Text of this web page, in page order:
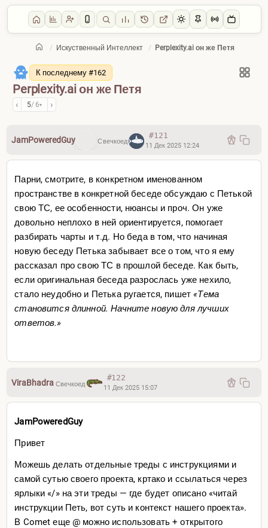
/ Искуственный Интеллект / Perplexity.ai он же Петя
Главная / Искуственный Интеллект
Perplexity.ai он же Петя
‹ 5/ 6▾ ›
К последнему #162
JamPoweredGuy Свечкоед
#121
11 Дек 2025 12:24
Парни, смотрите, в конкретном именованном
пространстве в конкретной беседе обсуждаю с Петькой
свою ТС, ее особенности, нюансы и проч. Он уже
довольно неплохо в ней ориентируется, помогает
разбирать чарты и т.д. Но беда в том, что начиная
новую беседу Петька забывает все о том, что я ему
рассказал про свою ТС в прошлой беседе. Как быть,
если оригинальная беседа разрослась уже нехило,
стало неудобно и Петька ругается, пишет«Тема
становится длинной. Начните новую для лучших
ответов.»
ViraBhadraСвечкоед
#122
11 Дек 2025 15:07
JamPoweredGuy
Привет
Можешь делать отдельные треды с инструкциями и
самой сутью своего проекта, кртако и ссылаться через
ярлыки «/» на эти треды — где будет описано «читай
инструкции Петь, вот суть и контекст нашего проекта».
В Comet еще @ можно использовать + открытого